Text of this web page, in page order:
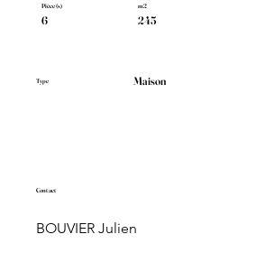
Pièce(s)
6
m2
245
Type Maison
Contact
BOUVIER Julien